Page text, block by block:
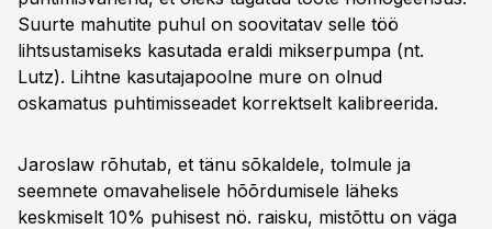
Suurte mahutite puhul on soovitatav selle töö
lihtsustamiseks kasutada eraldi mikserpumpa (nt.
Lutz). Lihtne kasutajapoolne mure on olnud
oskamatus puhtimisseadet korrektselt kalibreerida.
Jaroslaw rõhutab, et tänu sõkaldele, tolmule ja
seemnete omavahelisele hõõrdumisele läheks
keskmiselt 10% puhisest nö. raisku, mistõttu on väga